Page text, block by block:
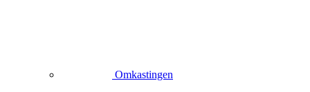
Omkastingen